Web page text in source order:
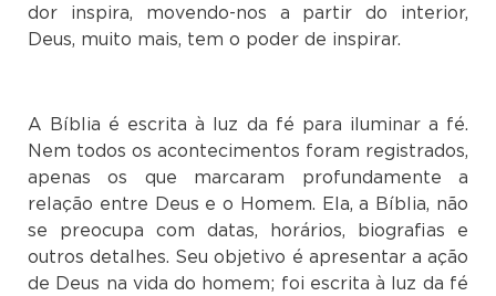
dor inspira, movendo-nos a partir do interior,
Deus, muito mais, tem o poder de inspirar.
A Bíblia é escrita à luz da fé para iluminar a fé.
Nem todos os acontecimentos foram registrados,
apenas os que marcaram profundamente a
relação entre Deus e o Homem. Ela, a Bíblia, não
se preocupa com datas, horários, biografias e
outros detalhes. Seu objetivo é apresentar a ação
de Deus na vida do homem; foi escrita à luz da fé